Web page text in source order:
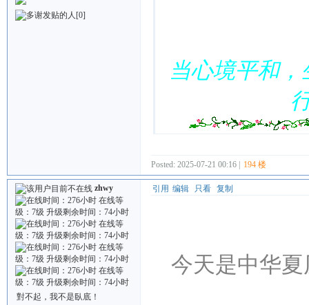
[0]
当心境平和
Posted: 2025-07-21 00:16 | 194 楼
zhwy
對不起，我不是臥底！
引用 编辑 只看 复制
今天是中华